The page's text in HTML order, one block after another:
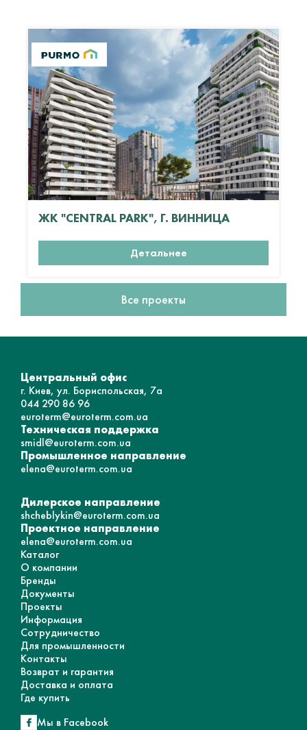
ЖК "CENTRAL PARK", Г. ВИННИЦА
Детальнее
Все проекты
Центральный офис
г. Киев, ул. Бориспольская, 7а
044 290 86 96
euroterm@euroterm.com.ua
Техническая поддержка
smidl@euroterm.com.ua
Промышленное направление
elena@euroterm.com.ua
Дилерское направление
shcheblykin@euroterm.com.ua
Проектное направление
elena@euroterm.com.ua
Каталог
О компании
Бренды
Документы
Проекты
Информация
Сотрудничество
Для промышленности
Контакты
Возврат и гарантия
Доставка и оплата
Где купить
Мы в Facebook